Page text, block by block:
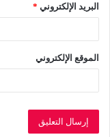
البريد الإلكتروني *
الموقع الإلكتروني